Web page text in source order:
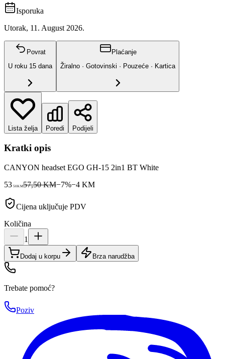
Isporuka
Utorak, 11. August 2026.
Povrat
U roku 15 dana
Plaćanje
Žiralno · Gotovinski · Pouzeće · Kartica
Lista želja Poredi Podijeli
Kratki opis
CANYON headset EGO GH-15 2in1 BT White
53 50KM57,50 KM−7%−4KM
Cijena uključuje PDV
Količina
1
Dodaj u korpu Brza narudžba
Trebate pomoć?
Poziv